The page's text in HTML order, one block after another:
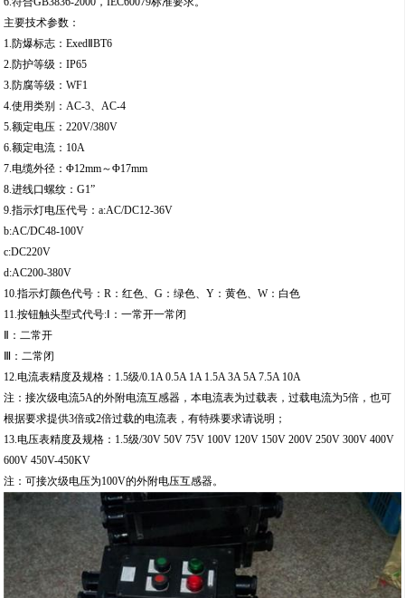
主要技术参数：
1.防爆标志：ExedⅡBT6
2.防护等级：IP65
3.防腐等级：WF1
4.使用类别：AC-3、AC-4
5.额定电压：220V/380V
6.额定电流：10A
7.电缆外径：Φ12mm～Φ17mm
8.进线口螺纹：G1”
9.指示灯电压代号：a:AC/DC12-36V
b:AC/DC48-100V
c:DC220V
d:AC200-380V
10.指示灯颜色代号：R：红色、G：绿色、Y：黄色、W：白色
11.按钮触头型式代号:Ⅰ：一常开一常闭
Ⅱ：二常开
Ⅲ：二常闭
12.电流表精度及规格：1.5级/0.1A 0.5A 1A 1.5A 3A 5A 7.5A 10A
注：接次级电流5A的外附电流互感器，本电流表为过载表，过载电流为5倍，也可
根据要求提供3倍或2倍过载的电流表，有特殊要求请说明；
13.电压表精度及规格：1.5级/30V 50V 75V 100V 120V 150V 200V 250V 300V 400V
600V 450V-450KV
注：可接次级电压为100V的外附电压互感器。